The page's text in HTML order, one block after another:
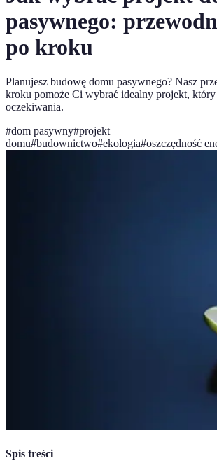
pasywnego:
po kroku
Planujesz budowę domu pasywnego? Nasz
kroku pomoże Ci wybrać idealny projekt, który
oczekiwania.
#dom pasywny#projekt
domu#budownictwo#ekologia#oszczędność
Spis treści